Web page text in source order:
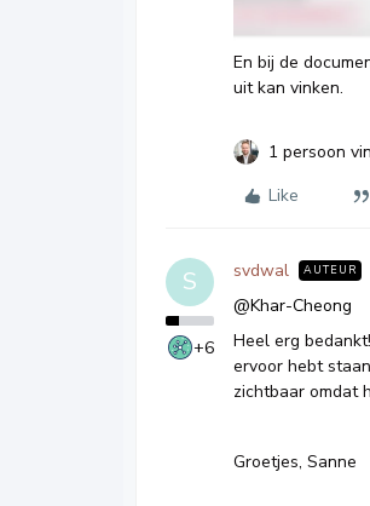
En bij de
uit kan vinken.
1 persoon
Like
S
+6
svdwal AUTEUR
@Khar-Cheong
Heel erg
ervoor hebt
zichtbaar omdat
Groetjes, Sanne